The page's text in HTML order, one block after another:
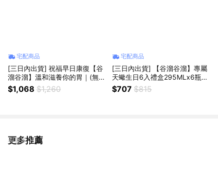
宅配商品
[三日內出貨] 祝福早日康復【谷
溜谷溜】溫和滋養你的胃｜(無糖
有機益生菌米湯)295ml x 12瓶
(無禮盒)
$1,068 $1,260
宅配商品
[三日內出貨] 【谷溜谷溜】專屬
天蠍生日6入禮盒295MLx6瓶搭
贈生日小卡｜天蠍座生日限定
$707 $815
更多推薦
看更多